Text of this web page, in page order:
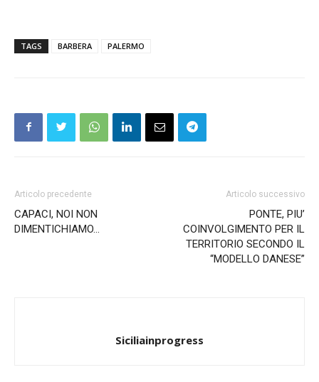
TAGS BARBERA PALERMO
Articolo precedente
CAPACI, NOI NON
DIMENTICHIAMO…
Articolo successivo
PONTE, PIU’
COINVOLGIMENTO PER IL
TERRITORIO SECONDO IL
“MODELLO DANESE”
Siciliainprogress